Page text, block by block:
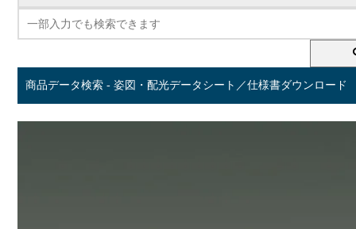
商品データ検索 - 姿図・配光データシート／仕様書ダウンロード